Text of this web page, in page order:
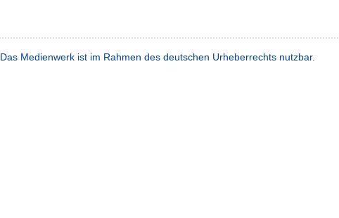
Das Medienwerk ist im Rahmen des deutschen Urheberrechts nutzbar.